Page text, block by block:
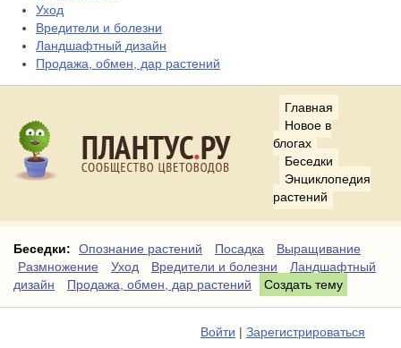
Уход
Вредители и болезни
Ландшафтный дизайн
Продажа, обмен, дар растений
Главная
Новое в
блогах
Беседки
Энциклопедия
растений
Беседки: Опознание растений Посадка
Выращивание
Размножение
Уход Вредители и болезни
Ландшафтный
дизайн
Продажа, обмен, дар растений Создать тему
Войти | Зарегистрироваться